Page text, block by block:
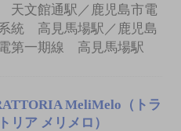
文館通駅／鹿児島市電
統 高見馬場駅／鹿児島
第一期線 高見馬場駅
MeliMelo（トラ
リア メリメロ）